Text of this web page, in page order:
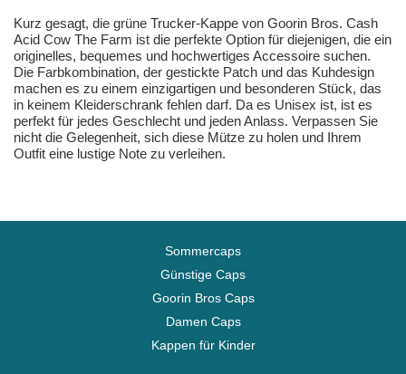
Kurz gesagt, die grüne Trucker-Kappe von Goorin Bros. Cash
Acid Cow The Farm ist die perfekte Option für diejenigen, die ein
originelles, bequemes und hochwertiges Accessoire suchen.
Die Farbkombination, der gestickte Patch und das Kuhdesign
machen es zu einem einzigartigen und besonderen Stück, das
in keinem Kleiderschrank fehlen darf. Da es Unisex ist, ist es
perfekt für jedes Geschlecht und jeden Anlass. Verpassen Sie
nicht die Gelegenheit, sich diese Mütze zu holen und Ihrem
Outfit eine lustige Note zu verleihen.
Sommercaps
Günstige Caps
Goorin Bros Caps
Damen Caps
Kappen für Kinder